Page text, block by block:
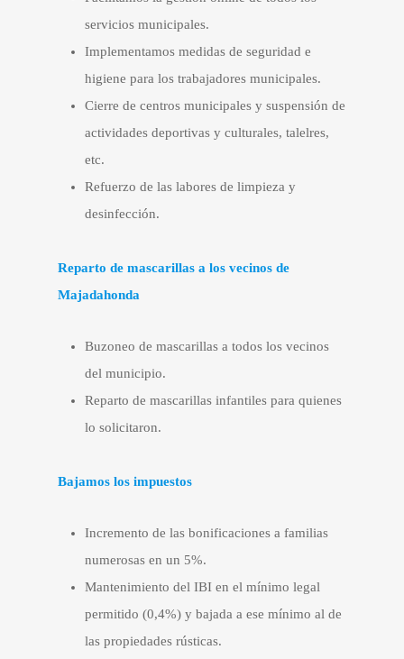
servicios municipales.
Implementamos medidas de seguridad e
higiene para los trabajadores municipales.
Cierre de centros municipales y suspensión de
actividades deportivas y culturales, talelres,
etc.
Refuerzo de las labores de limpieza y
desinfección.
Reparto de mascarillas a los vecinos de
Majadahonda
Buzoneo de mascarillas a todos los vecinos
del municipio.
Reparto de mascarillas infantiles para quienes
lo solicitaron.
Bajamos los impuestos
Incremento de las bonificaciones a familias
numerosas en un 5%.
Mantenimiento del IBI en el mínimo legal
permitido (0,4%) y bajada a ese mínimo al de
las propiedades rústicas.